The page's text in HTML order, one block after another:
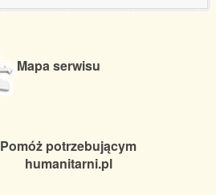
Mapa serwisu
Pomóż potrzebującym
humanitarni.pl